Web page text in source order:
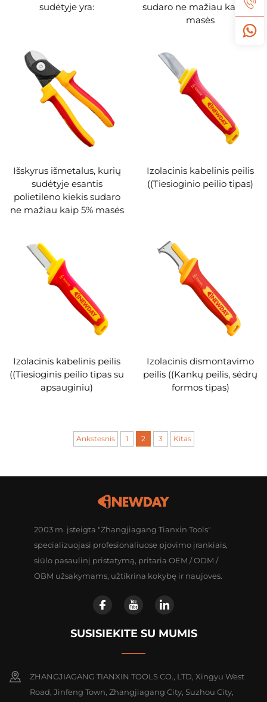
sudėtyje yra:
sudaro ne mažiau kaip 5%
masės
Išskyrus išmetalus, kurių
sudėtyje esantis
polietileno kiekis sudaro
ne mažiau kaip 5% masės
Izolacinis kabelinis peilis
((Tiesioginio peilio tipas)
Izolacinis kabelinis peilis
((Tiesioginis peilio tipas su
apsauginiu)
Izolacinis dismontavimo
peilis ((Kankų peilis, sėdrų
formos tipas)
Ankstesnis 1 2 3 Kitas
2003 m. įsteigta "Zhangjiagang Tianxin Tools"
specializuojasi profesionaliuose pjovimo įrankiais,
siūlo pasaulinį pristatymą, pritaria OEM / ODM /
OBM užsakymams, užtikrina kokybę ir naujoves.
SUSISIEKITE SU MUMIS
ZHANGJIAGANG TIANXIN TOOLS CO., LTD, Xingyu West
Road, Jinfeng Town, Zhangjiagang City, Suzhou City,